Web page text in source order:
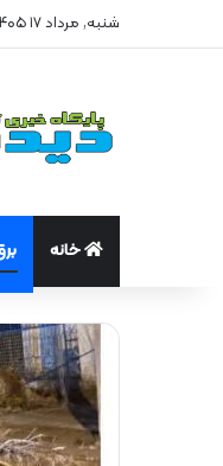
شنبه, مرداد ۱۷ ۱۴۰۵
خانه